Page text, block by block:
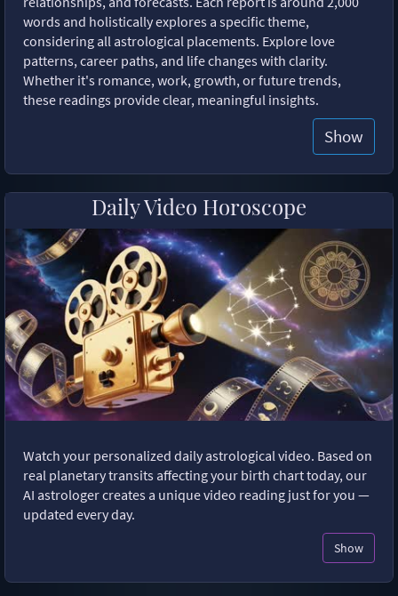
words and holistically explores a specific theme,
considering all astrological placements. Explore love
patterns, career paths, and life changes with clarity.
Whether it's romance, work, growth, or future trends,
these readings provide clear, meaningful insights.
Show
Daily Video Horoscope
Watch your personalized daily astrological video. Based on
real planetary transits affecting your birth chart today, our
AI astrologer creates a unique video reading just for you —
updated every day.
Show